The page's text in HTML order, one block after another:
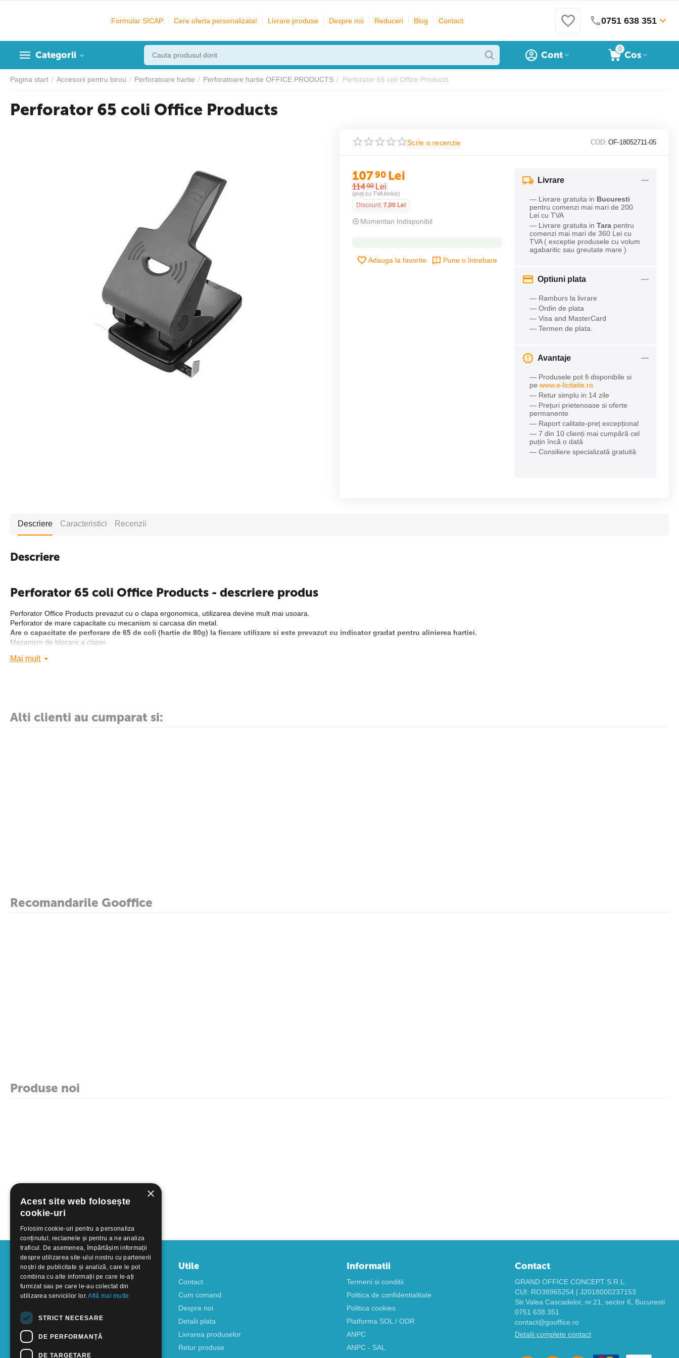
Formular SICAP Cere oferta personalizata! Livrare produse Despre noi Reduceri Blog Contact 0751 638 351
Categorii
0
Cos
Cont
Pagina start / Accesorii pentru birou / Perforatoare hartie / Perforatoare hartie OFFICE PRODUCTS / Perforator 65 coli Office Products
Perforator 65 coli Office Products
Scrie o recenzie COD: OF-18052711-05
10790 Lei
114 90 Lei
(pret cu TVA inclus)
Discount: 7,00 Lei
Momentan Indisponibil
Adauga la favorite Pune o întrebare
Livrare
— Livrare gratuita in Bucuresti
pentru comenzi mai mari de 200
Lei cu TVA
— Livrare gratuita in Tara pentru
comenzi mai mari de 360 Lei cu
TVA ( exceptie produsele cu volum
agabaritic sau greutate mare )
Optiuni plata
— Ramburs la livrare
— Ordin de plata
— Visa and MasterCard
— Termen de plata.
Avantaje
— Produsele pot fi disponibile si
pe www.e-licitatie.ro
— Retur simplu in 14 zile
— Prețuri prietenoase si oferte
permanente
— Raport calitate-preț excepțional
— 7 din 10 clienți mai cumpără cel
puțin încă o dată
— Consiliere specializată gratuită
Descriere Caracteristici Recenzii
Descriere
Perforator 65 coli Office Products - descriere produs
Perforator Office Products prevazut cu o clapa ergonomica, utilizarea devine mult mai usoara.
Perforator de mare capacitate cu mecanism si carcasa din metal.
Are o capacitate de perforare de 65 de coli (hartie de 80g) la fiecare utilizare si este prevazut cu indicator gradat pentru alinierea hartiei.
Mecanism de blocare a clapei
Nr. perforatii: 2.
Mai mult
Alti clienti au cumparat si:
Recomandarile Gooffice
Produse noi
Contul meu
Creati cont
Utile
Contact
Cum comand
Despre noi
Detalii plata
Livrarea produselor
Retur produse
Informatii
Termeni si conditii
Politica de confidentialitate
Politica cookies
Platforma SOL / ODR
ANPC
ANPC - SAL
Contact
GRAND OFFICE CONCEPT S.R.L.
CUI: RO38965254 | J2018000237153
Str.Valea Cascadelor, nr.21, sector 6, Bucuresti
0751 638 351
contact@gooffice.ro
Detalii complete contact
×
Acest site web folosește
cookie-uri
Folosim cookie-uri pentru a personaliza
conținutul, reclamele și pentru a ne analiza
traficul. De asemenea, împărtășim informații
despre utilizarea site-ului nostru cu partenerii
noștri de publicitate și analiză, care le pot
combina cu alte informații pe care le-ați
furnizat sau pe care le-au colectat din
utilizarea serviciilor lor.Află mai multe
STRICT NECESARE
DE PERFORMANȚĂ
DE TARGETARE